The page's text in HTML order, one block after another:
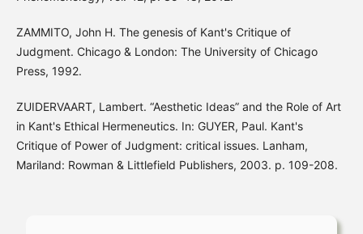
ZAMMITO, John H. The genesis of Kant's Critique of
Judgment. Chicago & London: The University of Chicago
Press, 1992.
ZUIDERVAART, Lambert. “Aesthetic Ideas” and the Role of Art
in Kant's Ethical Hermeneutics. In: GUYER, Paul. Kant's
Critique of Power of Judgment: critical issues. Lanham,
Mariland: Rowman & Littlefield Publishers, 2003. p. 109-208.